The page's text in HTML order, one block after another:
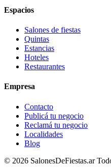
Espacios
Salones de fiestas
Quintas
Estancias
Hoteles
Restaurantes
Empresa
Contacto
Publicá tu negocio
Reclamá tu negocio
Localidades
Blog
© 2026 SalonesDeFiestas.ar